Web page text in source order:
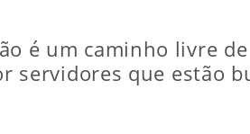
é um caminho livre
servidores que estão